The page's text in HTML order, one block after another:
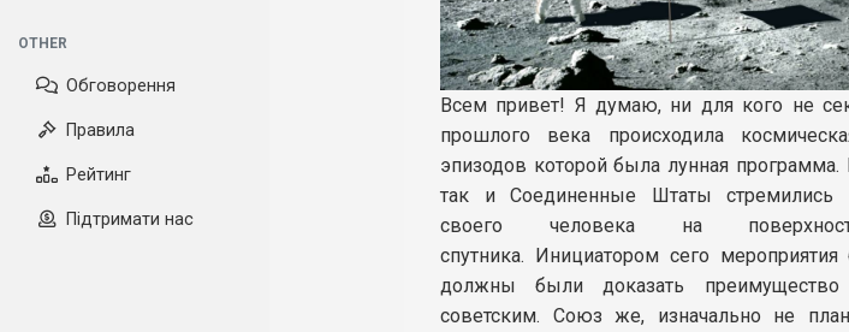
OTHER
Обговорення
Правила
Рейтинг
Підтримати нас
Всем привет! Я думаю, ни для кого не
прошлого века происходила
эпизодов которой была лунная
так и Соединенные Штаты стремились
своего человека на
спутника. Инициатором сего
должны были доказать
советским. Союз же, изначально не